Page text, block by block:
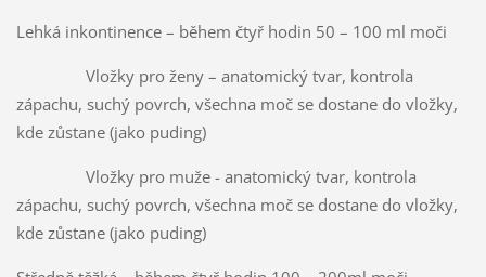
Lehká inkontinence – během čtyř hodin 50 – 100 ml moči
Vložky pro ženy – anatomický tvar, kontrola
zápachu, suchý povrch, všechna moč se dostane do vložky,
kde zůstane (jako puding)
Vložky pro muže - anatomický tvar, kontrola
zápachu, suchý povrch, všechna moč se dostane do vložky,
kde zůstane (jako puding)